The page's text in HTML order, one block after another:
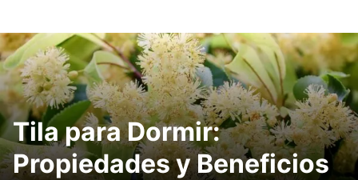
Tila para Dormir:
Propiedades y Beneficios